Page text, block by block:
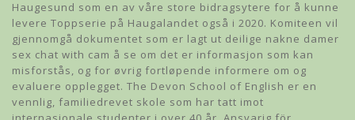
Haugesund som en av våre store bidragsytere for å kunne
levere Toppserie på Haugalandet også i 2020. Komiteen vil
gjennomgå dokumentet som er lagt ut deilige nakne damer
sex chat with cam å se om det er informasjon som kan
misforstås, og for øvrig fortløpende informere om og
evaluere opplegget. The Devon School of English er en
vennlig, familiedrevet skole som har tatt imot